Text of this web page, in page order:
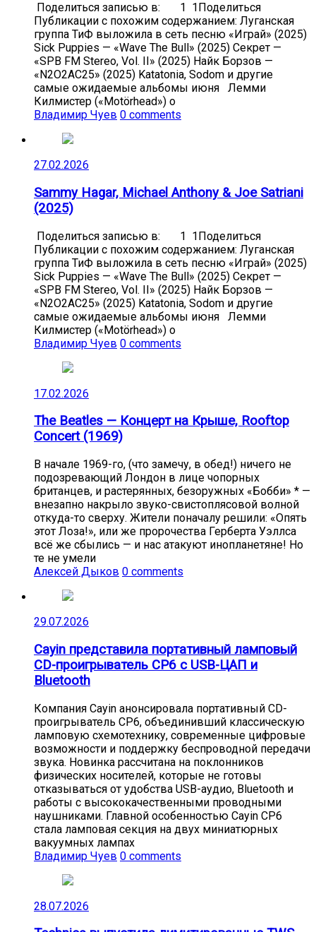
Поделиться записью в: 1 1Поделиться
Публикации с похожим содержанием: Луганская
группа ТиФ выложила в сеть песню «Играй» (2025)
Sick Puppies — «Wave The Bull» (2025) Секрет —
«SPB FM Stereo, Vol. II» (2025) Найк Борзов —
«N2O2AC25» (2025) Katatonia, Sodom и другие
самые ожидаемые альбомы июня Лемми
Килмистер («Motörhead») о
Владимир Чуев 0 comments
27.02.2026
Sammy Hagar, Michael Anthony & Joe Satriani
(2025)
Поделиться записью в: 1 1Поделиться
Публикации с похожим содержанием: Луганская
группа ТиФ выложила в сеть песню «Играй» (2025)
Sick Puppies — «Wave The Bull» (2025) Секрет —
«SPB FM Stereo, Vol. II» (2025) Найк Борзов —
«N2O2AC25» (2025) Katatonia, Sodom и другие
самые ожидаемые альбомы июня Лемми
Килмистер («Motörhead») о
Владимир Чуев 0 comments
17.02.2026
The Beatles — Концерт на Крыше, Rooftop
Concert (1969)
В начале 1969-го, (что замечу, в обед!) ничего не
подозревающий Лондон в лице чопорных
британцев, и растерянных, безоружных «Бобби» * —
внезапно накрыло звуко-свистоплясовой волной
откуда-то сверху. Жители поначалу решили: «Опять
этот Лоза!», или же пророчества Герберта Уэллса
всё же сбылись — и нас атакуют инопланетяне! Но
те не умели
Алексей Дыков 0 comments
29.07.2026
Cayin представила портативный ламповый
CD-проигрыватель CP6 с USB-ЦАП и
Bluetooth
Компания Cayin анонсировала портативный CD-
проигрыватель CP6, объединивший классическую
ламповую схемотехнику, современные цифровые
возможности и поддержку беспроводной передачи
звука. Новинка рассчитана на поклонников
физических носителей, которые не готовы
отказываться от удобства USB-аудио, Bluetooth и
работы с высококачественными проводными
наушниками. Главной особенностью Cayin CP6
стала ламповая секция на двух миниатюрных
вакуумных лампах
Владимир Чуев 0 comments
28.07.2026